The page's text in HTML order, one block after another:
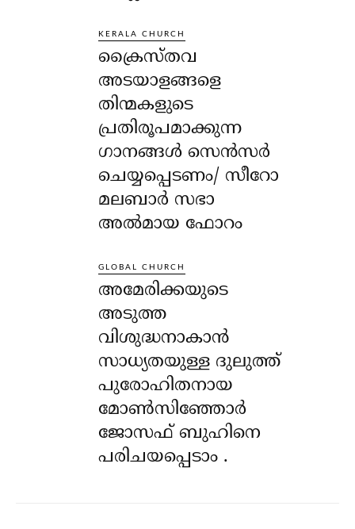
KERALA CHURCH
ക്രൈസ്തവ
അടയാളങ്ങളെ
തിന്മകളുടെ
പ്രതിരൂപമാക്കുന്ന
ഗാനങ്ങൾ സെൻസർ
ചെയ്യപ്പെടണം/ സീറോ
മലബാർ സഭാ
അൽമായ ഫോറം
GLOBAL CHURCH
അമേരിക്കയുടെ
അടുത്ത
വിശുദ്ധനാകാൻ
സാധ്യതയുള്ള ദുലുത്ത്
പുരോഹിതനായ
മോൺസിഞ്ഞോർ
ജോസഫ് ബുഹിനെ
പരിചയപ്പെടാം .